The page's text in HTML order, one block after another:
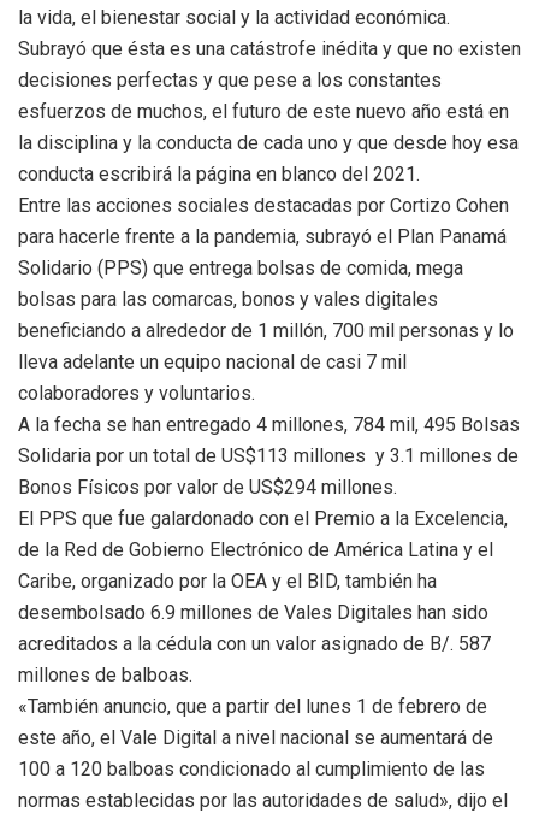
la vida, el bienestar social y la actividad económica.
Subrayó que ésta es una catástrofe inédita y que no existen
decisiones perfectas y que pese a los constantes
esfuerzos de muchos, el futuro de este nuevo año está en
la disciplina y la conducta de cada uno y que desde hoy esa
conducta escribirá la página en blanco del 2021.
Entre las acciones sociales destacadas por Cortizo Cohen
para hacerle frente a la pandemia, subrayó el Plan Panamá
Solidario (PPS) que entrega bolsas de comida, mega
bolsas para las comarcas, bonos y vales digitales
beneficiando a alrededor de 1 millón, 700 mil personas y lo
lleva adelante un equipo nacional de casi 7 mil
colaboradores y voluntarios.
A la fecha se han entregado 4 millones, 784 mil, 495 Bolsas
Solidaria por un total de US$113 millones y 3.1 millones de
Bonos Físicos por valor de US$294 millones.
El PPS que fue galardonado con el Premio a la Excelencia,
de la Red de Gobierno Electrónico de América Latina y el
Caribe, organizado por la OEA y el BID, también ha
desembolsado 6.9 millones de Vales Digitales han sido
acreditados a la cédula con un valor asignado de B/. 587
millones de balboas.
«También anuncio, que a partir del lunes 1 de febrero de
este año, el Vale Digital a nivel nacional se aumentará de
100 a 120 balboas condicionado al cumplimiento de las
normas establecidas por las autoridades de salud», dijo el